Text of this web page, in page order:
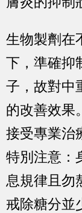
生物製劑在
下，準確抑
子，故對中
的改善效果
接受專業治
特別注意：
息規律且勿
戒除糖分並